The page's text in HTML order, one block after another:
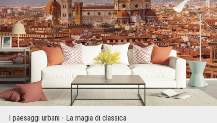
I paesaggi urbani - La magia di classica